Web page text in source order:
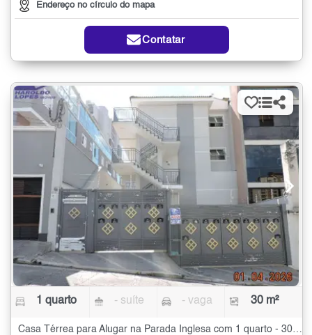
Endereço no círculo do mapa
Contatar
1 quarto - suíte - vaga 30 m²
Casa Térrea para Alugar na Parada Inglesa com 1 quarto - 30 m²